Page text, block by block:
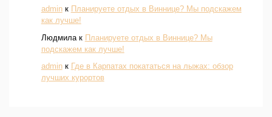
adminк Планируете отдых в Виннице? Мы подскажем
как лучше!
Людмилак Планируете отдых в Виннице? Мы
подскажем как лучше!
adminк Где в Карпатах покататься на лыжах: обзор
лучших курортов